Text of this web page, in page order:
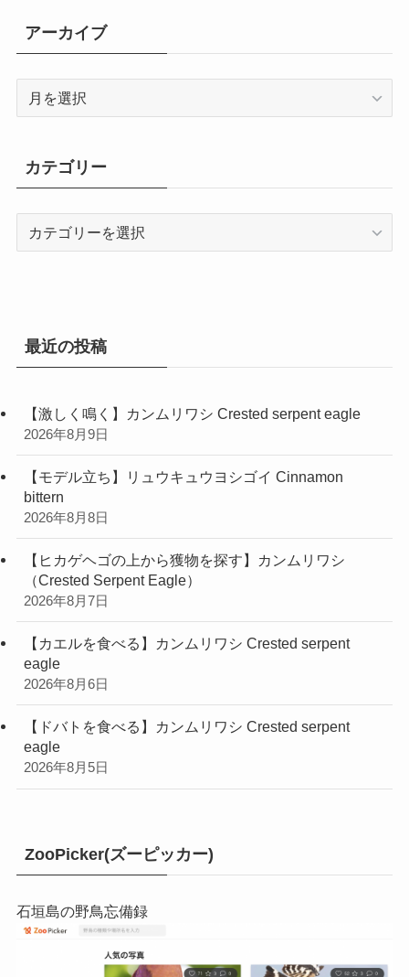
アーカイブ
ブ
カテゴリー
最近の投稿
【激しく鳴く】カンムリワシ Crested serpent eagle
2026年8月9日
【モデル立ち】リュウキュウヨシゴイ Cinnamon
bittern
2026年8月8日
【ヒカゲヘゴの上から獲物を探す】カンムリワシ
（Crested Serpent Eagle）
2026年8月7日
【カエルを食べる】カンムリワシ Crested serpent
eagle
2026年8月6日
【ドバトを食べる】カンムリワシ Crested serpent
eagle
2026年8月5日
ZooPicker(ズーピッカー)
石垣島の野鳥忘備録